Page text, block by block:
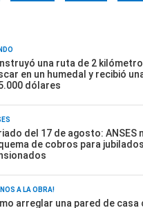
una ruta de 2
en un humedal y recibió
dólares
del 17 de agosto: ANSES
de cobros para
A LA OBRA!
arreglar una pared de casa